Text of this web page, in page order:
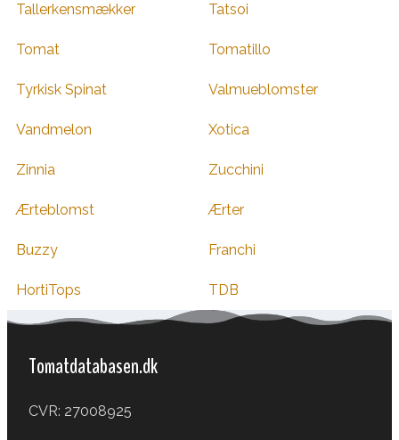
Tallerkensmækker Tatsoi
Tomat Tomatillo
Tyrkisk Spinat Valmueblomster
Vandmelon Xotica
Zinnia Zucchini
Ærteblomst Ærter
Buzzy Franchi
HortiTops TDB
Tomatdatabasen.dk
CVR: 27008925